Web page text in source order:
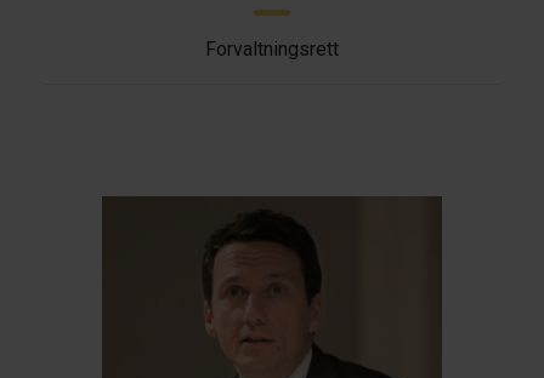
Forvaltningsrett